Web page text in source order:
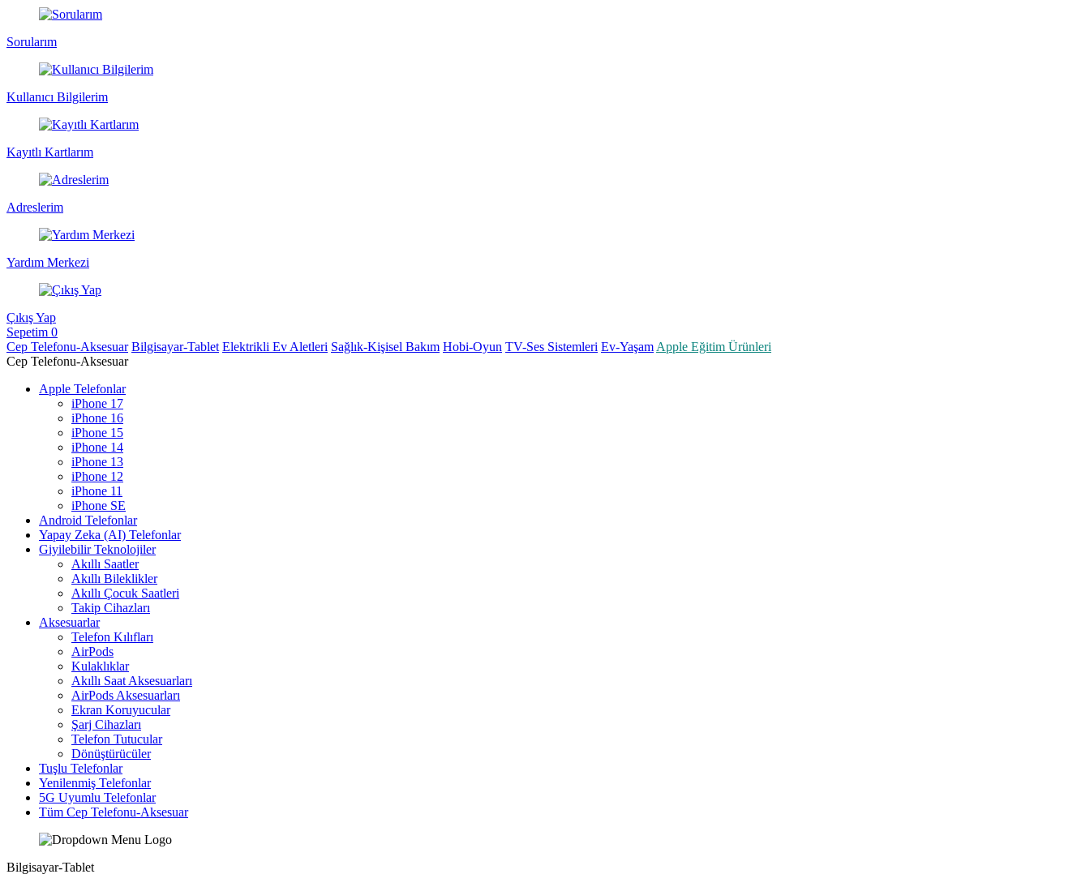
Sorularım
Kullanıcı Bilgilerim
Kayıtlı Kartlarım
Adreslerim
Yardım Merkezi
Çıkış Yap
Sepetim 0
Cep Telefonu-Aksesuar Bilgisayar-Tablet Elektrikli Ev Aletleri Sağlık-Kişisel Bakım Hobi-Oyun TV-Ses Sistemleri Ev-Yaşam Apple Eğitim Ürünleri
Cep Telefonu-Aksesuar
Apple Telefonlar
iPhone 17
iPhone 16
iPhone 15
iPhone 14
iPhone 13
iPhone 12
iPhone 11
iPhone SE
Android Telefonlar
Yapay Zeka (AI) Telefonlar
Giyilebilir Teknolojiler
Akıllı Saatler
Akıllı Bileklikler
Akıllı Çocuk Saatleri
Takip Cihazları
Aksesuarlar
Telefon Kılıfları
AirPods
Kulaklıklar
Akıllı Saat Aksesuarları
AirPods Aksesuarları
Ekran Koruyucular
Şarj Cihazları
Telefon Tutucular
Dönüştürücüler
Tuşlu Telefonlar
Yenilenmiş Telefonlar
5G Uyumlu Telefonlar
Tüm Cep Telefonu-Aksesuar
Bilgisayar-Tablet